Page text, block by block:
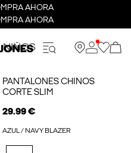
AHORA
AHORA
NIÑOS
PANTALONES CHINOS
CORTE SLIM
29.99 €
AZUL / NAVY BLAZER